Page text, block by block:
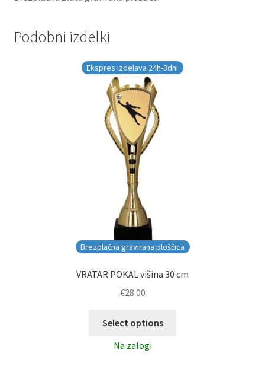
Podobni izdelki
Brezplačna gravirana ploščica
Ekspres izdelava 24h-3dni
VRATAR POKAL višina 30 cm
€28.00
Select options
Na zalogi